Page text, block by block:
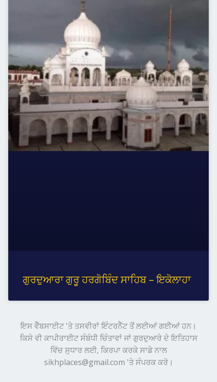
ਗੁਰਦੁਆਰਾ ਗੁਰੂ ਹਰਗੋਬਿੰਦ ਸਾਹਿਬ – ਇਕੋਲਾਹਾ
ਇਸ ਵੈੱਬਸਾਈਟ 'ਤੇ ਤਸਵੀਰਾਂ ਇੰਟਰਨੈੱਟ ਤੋਂ ਲਈਆਂ ਗਈਆਂ ਹਨ।
ਕਿਸੇ ਵੀ ਕਾਪੀਰਾਈਟ ਸੰਬੰਧੀ ਚਿੰਤਾਵਾਂ ਜਾਂ ਗੁਰਦੁਆਰੇ ਦੇ ਇਤਿਹਾਸ
ਵਿੱਚ ਸੁਧਾਰ ਲਈ, ਕਿਰਪਾ ਕਰਕੇ ਸਾਡੇ ਨਾਲ
sikhplaces@gmail.com 'ਤੇ ਸੰਪਰਕ ਕਰੋ।